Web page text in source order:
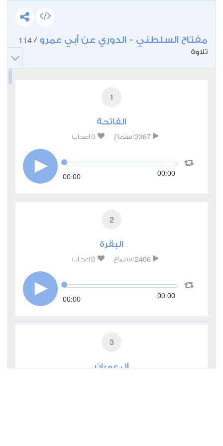
مفتاح السلطني - الدوري عن أبي عمرو /
114
تلاوة
1
الفاتحة
2367 استماع 0 اعجاب
00:00 00:00
2
البقرة
2406 استماع 0 اعجاب
00:00 00:00
3
آل عمران